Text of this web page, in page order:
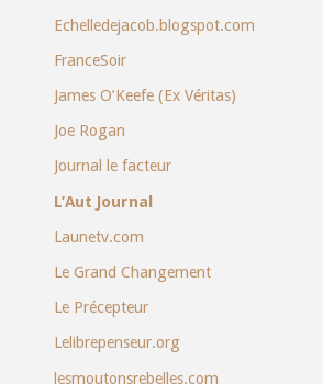
Echelledejacob.blogspot.com
FranceSoir
James O’Keefe (Ex Véritas)
Joe Rogan
Journal le facteur
L’Aut Journal
Launetv.com
Le Grand Changement
Le Précepteur
Lelibrepenseur.org
lesmoutonsrebelles.com